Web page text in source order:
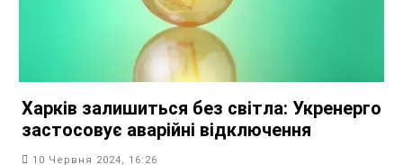
Харків залишиться без світла: Укренерго
застосовує аварійні відключення
10 Червня 2024, 16:26